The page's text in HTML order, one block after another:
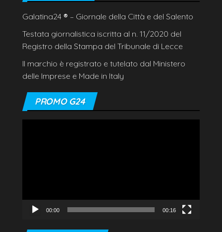
Galatina24 ® – Giornale della Città e del Salento
Testata giornalistica iscritta al n. 11/2020 del
Registro della Stampa del Tribunale di Lecce
Il marchio è registrato e tutelato dal Ministero
delle Imprese e Made in Italy
PROMO G24
00:00 00:16